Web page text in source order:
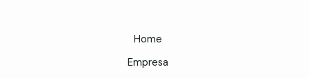
Home
Empresa